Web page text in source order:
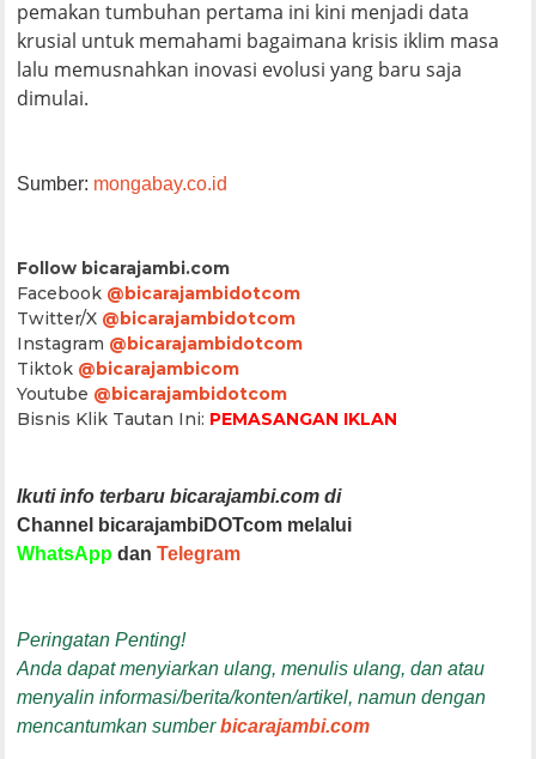
pemakan tumbuhan pertama ini kini menjadi data
krusial untuk memahami bagaimana krisis iklim masa
lalu memusnahkan inovasi evolusi yang baru saja
dimulai.
Sumber: mongabay.co.id
Follow bicarajambi.com
Facebook @bicarajambidotcom
Twitter/X @bicarajambidotcom
Instagram @bicarajambidotcom
Tiktok @bicarajambicom
Youtube @bicarajambidotcom
Bisnis Klik Tautan Ini: PEMASANGAN IKLAN
Ikuti info terbaru bicarajambi.com di
Channel bicarajambiDOTcom melalui
WhatsApp danTelegram
Peringatan Penting!
Anda dapat menyiarkan ulang, menulis ulang, dan atau
menyalin informasi/berita/konten/artikel, namun dengan
mencantumkan sumberbicarajambi.com